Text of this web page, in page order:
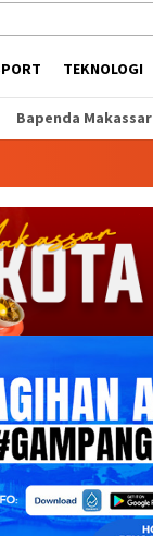
TEKNOLOGI
Bapenda Makassar